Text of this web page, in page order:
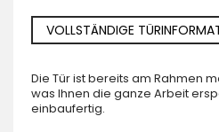
VOLLSTÄNDIGE
Die Tür ist bereits am Rahmen
was Ihnen die ganze Arbeit
einbaufertig.